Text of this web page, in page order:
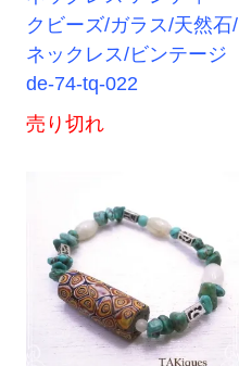
クビーズ/ガラス/天然石/
ネックレス/ビンテージ
de-74-tq-022
売り切れ